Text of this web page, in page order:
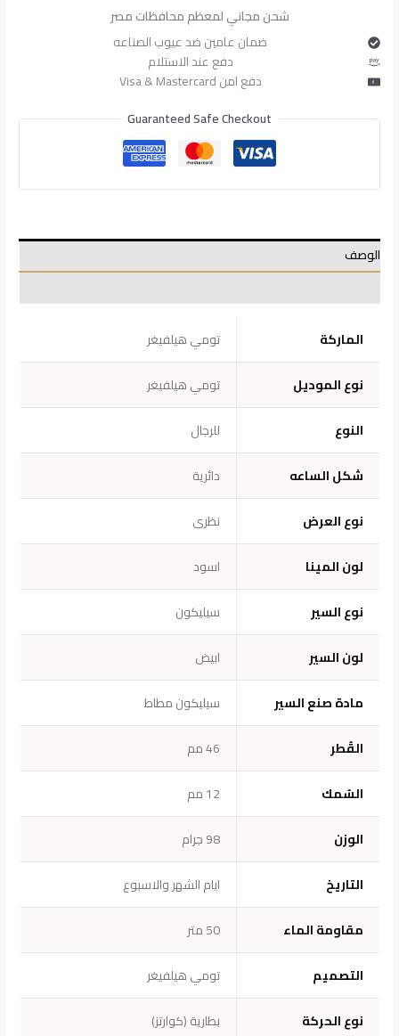
شحن مجاني لمعظم محافظات مصر
ضمان عامين ضد عيوب الصناعه
دفع عند الاستلام
دفع امن Visa & Mastercard
Guaranteed Safe Checkout
الوصف
الماركة
تومي هيلفيغر
نوع الموديل
تومي هيلفيغر
النوع
للرجال
شكل الساعه
دائرية
نوع العرض
نظرى
لون المينا
اسود
نوع السير
سيليكون
لون السير
ابيض
مادة صنع السير
سيليكون مطاط
القُطر
46 مم
السُمك
12 مم
الوزن
98 جرام
التاريخ
ايام الشهر والاسبوع
مقاومة الماء
50 متر
التصميم
تومي هيلفيغر
نوع الحركة
بطارية (كوارتز)